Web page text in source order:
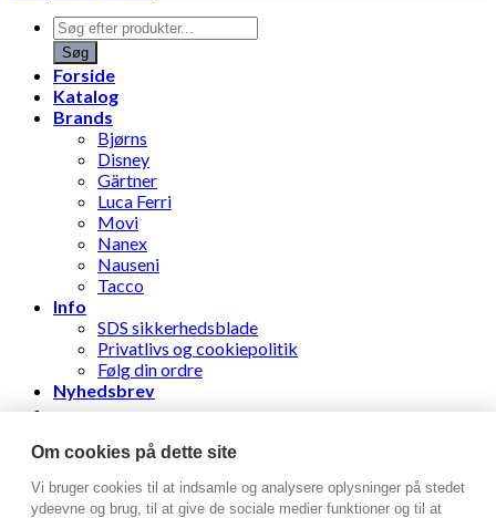
Products
search
Søg
Forside
Katalog
Brands
Bjørns
Disney
Gärtner
Luca Ferri
Movi
Nanex
Nauseni
Tacco
Info
SDS sikkerhedsblade
Privatlivs og cookiepolitik
Følg din ordre
Nyhedsbrev
Log ind
Om cookies på dette site
Vi bruger cookies til at indsamle og analysere oplysninger på stedet
ydeevne og brug, til at give de sociale medier funktioner og til at